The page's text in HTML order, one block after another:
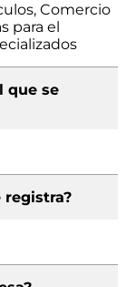
Comercio
para el
que se
registra?